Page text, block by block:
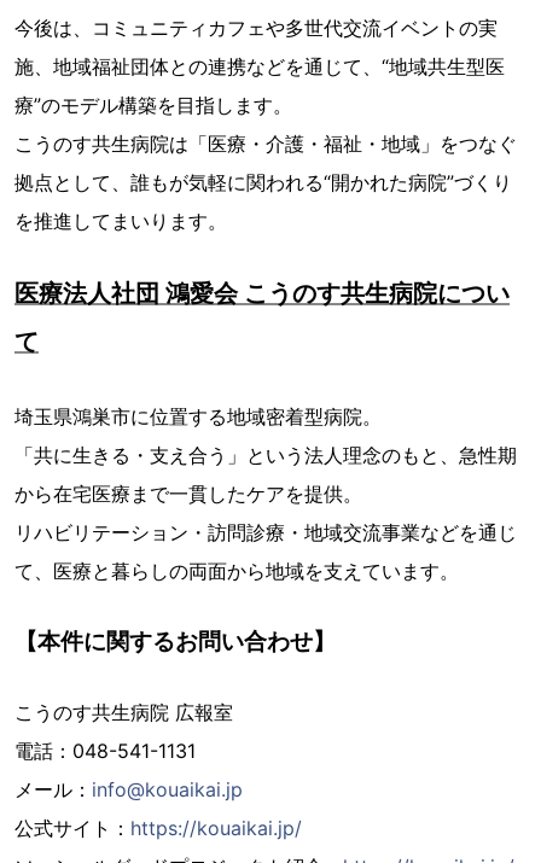
今後は、コミュニティカフェや多世代交流イベントの実
施、地域福祉団体との連携などを通じて、“地域共生型医
療”のモデル構築を目指します。
こうのす共生病院は「医療・介護・福祉・地域」をつなぐ
拠点として、誰もが気軽に関われる“開かれた病院”づくり
を推進してまいります。
医療法人社団 鴻愛会 こうのす共生病院につい
て
埼玉県鴻巣市に位置する地域密着型病院。
「共に生きる・支え合う」という法人理念のもと、急性期
から在宅医療まで一貫したケアを提供。
リハビリテーション・訪問診療・地域交流事業などを通じ
て、医療と暮らしの両面から地域を支えています。
【本件に関するお問い合わせ】
こうのす共生病院 広報室
電話：048-541-1131
メール： info@kouaikai.jp
公式サイト： https://kouaikai.jp/